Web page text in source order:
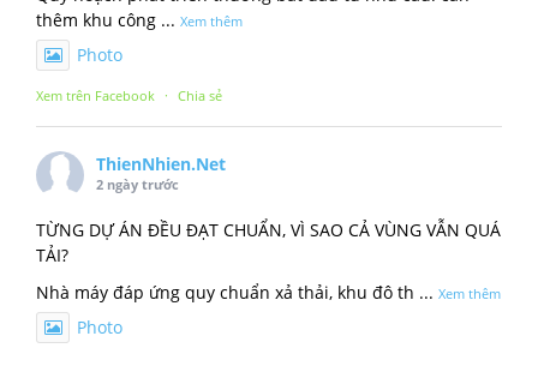
thêm khu công ... Xem thêm
Photo
Xem trên Facebook · Chia sẻ
ThienNhien.Net
2 ngày trước
TỪNG DỰ ÁN ĐỀU ĐẠT CHUẨN, VÌ SAO CẢ VÙNG VẪN QUÁ
TẢI?
Nhà máy đáp ứng quy chuẩn xả thải, khu đô th ... Xem thêm
Photo